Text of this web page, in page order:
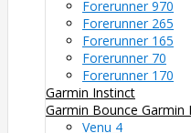
Forerunner 970
Forerunner 265
Forerunner 165
Forerunner 70
Forerunner 170
Garmin Instinct
Garmin Bounce Garmin
Venu 4